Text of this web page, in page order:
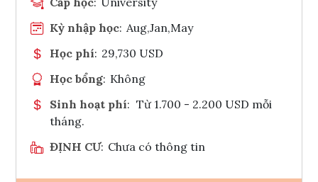
Kỳ nhập học: Aug,Jan,May
Học phí: 29,730 USD
Học bổng: Không
Sinh hoạt phí: Từ 1.700 - 2.200 USD mỗi
tháng.
ĐỊNH CƯ: Chưa có thông tin